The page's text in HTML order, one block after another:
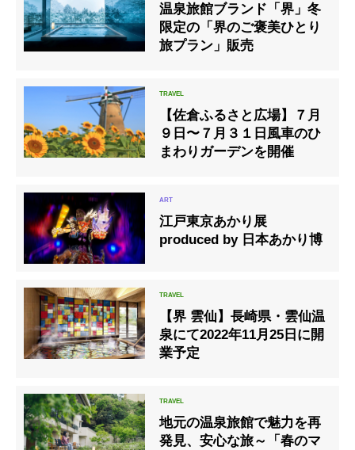
温泉旅館ブランド「界」冬
限定の「界のご褒美ひとり
旅プラン」販売
【佐倉ふるさと広場】７月
９日〜７月３１日風車のひ
まわりガーデンを開催
江戸東京あかり展
produced by 日本あかり博
【界 雲仙】長崎県・雲仙温
泉にて2022年11月25日に開
業予定
地元の温泉旅館で魅力を再
発見、安心な旅～「春のマ